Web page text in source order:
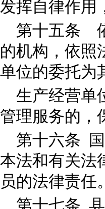
发挥自律作用
第十五条
的机构，依照
单位的委托为
生产经营单
管理服务的，
第十六条
本法和有关法
员的法律责任。
第十七条